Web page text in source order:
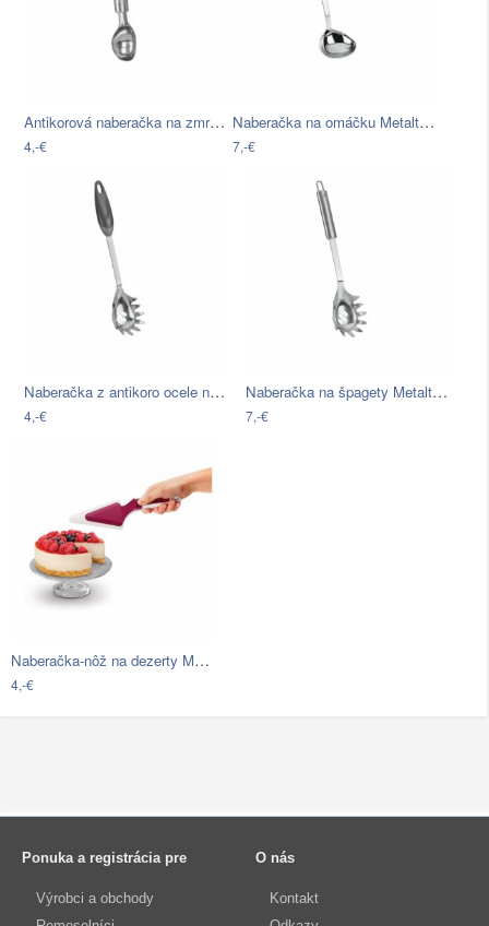
Antikorová naberačka na zmrzlinu…
4,-€
Naberačka na omáčku Metaltex Sauce,…
7,-€
Naberačka z antikoro ocele na cestoviny…
4,-€
Naberačka na špagety Metaltex, dĺžka 31…
7,-€
Naberačka-nôž na dezerty Metaltex
4,-€
Ponuka a registrácia pre
Výrobci a obchody
O nás
Kontakt